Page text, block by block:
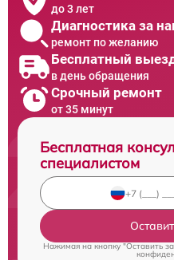
до 3 лет
Диагностика за
ремонт по желанию
Бесплатный
в день обращения
Срочный ремонт
от 35 минут
Бесплатная
специалистом
Нажимая на кнопку "Оставить